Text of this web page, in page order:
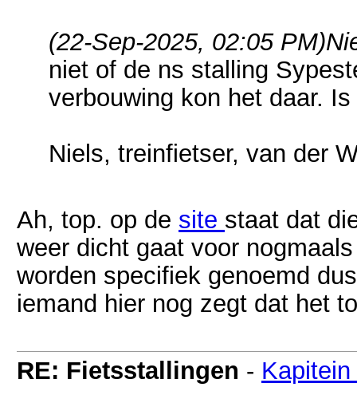
(22-Sep-2025, 02:05 PM)
niet of de ns stalling
verbouwing kon het daar.
Niels, treinfietser, van der
Ah, top. op de site staat dat
weer dicht gaat voor
worden specifiek genoemd
iemand hier nog zegt dat het
RE: Fietsstallingen -